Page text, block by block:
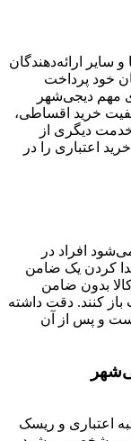
سایر ارائه‌دهندگان
خود پرداخت
مهم دیجی‌شهر
خرید اقساطی،
دیگری از
اعتباری را در
افراد در
کردن یک ضامن
بدون ضامن
کنند. دقت داشته
و پس از آن
اعتباری و ریسک